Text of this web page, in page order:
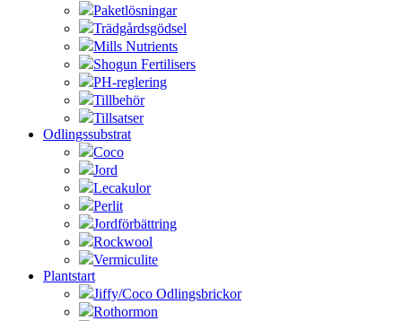
Paketlösningar
Trädgårdsgödsel
Mills Nutrients
Shogun Fertilisers
PH-reglering
Tillbehör
Tillsatser
Odlingssubstrat
Coco
Jord
Lecakulor
Perlit
Jordförbättring
Rockwool
Vermiculite
Plantstart
Jiffy/Coco Odlingsbrickor
Rothormon